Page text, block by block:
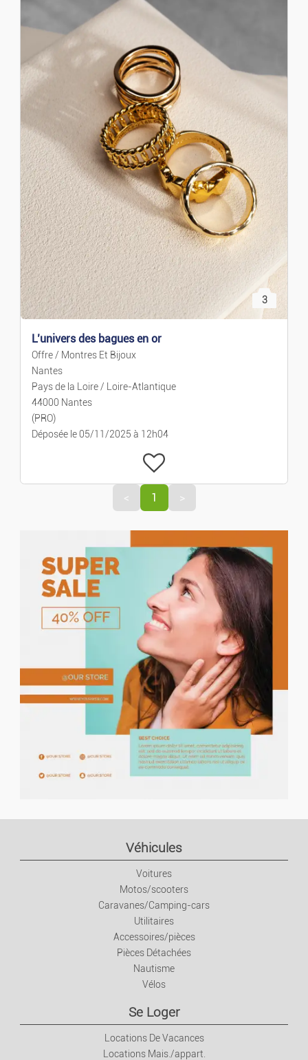
Locations De Vacances
Locations Mais./appart.
Ventes Mais./appart.
Terrains
Colocations
Garages
Locaux
Bureaux Et Commerces
Emplois
Services
Montres Et Bijoux
Puériculture
Hi-tech
Informatique
Images Et Sons
Téléphonie
Loisirs Et Divertis.
Musique
Livres/Magazines
3
L’univers des bagues en or
Offre / Montres Et Bijoux
Nantes
Pays de la Loire / Loire-Atlantique
44000 Nantes
(PRO)
Déposée le 05/11/2025 à 12h04
< 1 >
Véhicules
Voitures
Motos/scooters
Caravanes/Camping-cars
Utilitaires
Accessoires/pièces
Pièces Détachées
Nautisme
Vélos
Se Loger
Locations De Vacances
Locations Mais./appart.